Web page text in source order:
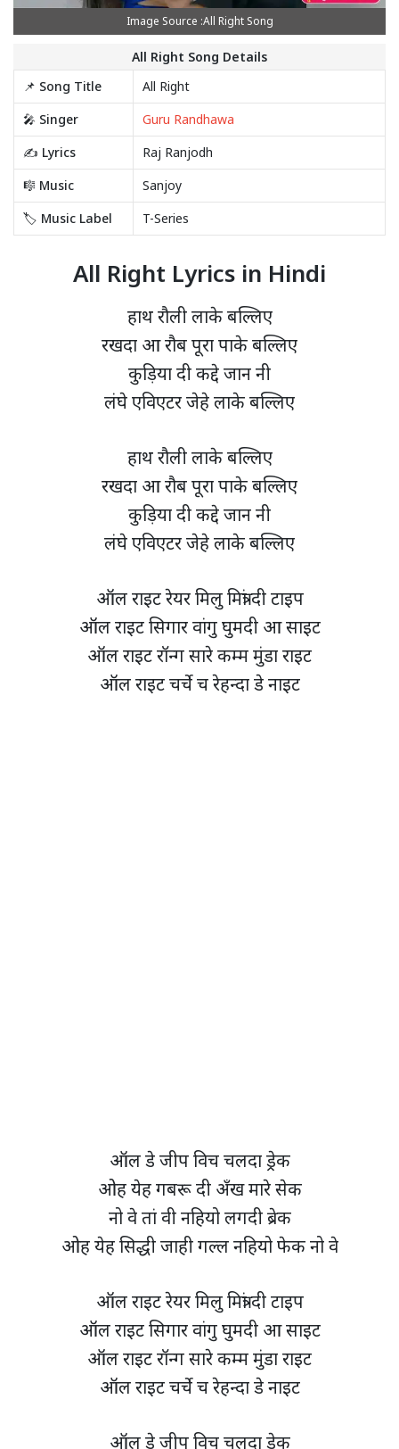
Image Source :All Right Song
All Right Song Details
📌 Song Title
All Right
🎤 Singer
Guru Randhawa
✍️ Lyrics
Raj Ranjodh
🎼 Music
Sanjoy
🏷️ Music Label
T-Series
All Right Lyrics in Hindi
हाथ रौली लाके बल्लिए
रखदा आ रौब पूरा पाके बल्लिए
कुड़िया दी कद्दे जान नी
लंघे एविएटर जेहे लाके बल्लिए
हाथ रौली लाके बल्लिए
रखदा आ रौब पूरा पाके बल्लिए
कुड़िया दी कद्दे जान नी
लंघे एविएटर जेहे लाके बल्लिए
ऑल राइट रेयर मिलु मित्रां दी टाइप
ऑल राइट सिगार वांगु घुमदी आ साइट
ऑल राइट रॉन्ग सारे कम्म मुंडा राइट
ऑल राइट चर्चे च रेहन्दा डे नाइट
ऑल डे जीप विच चलदा ड्रेक
ओह येह गबरू दी अँख मारे सेक
नो वे तां वी नहियो लगदी ब्रेक
ओह येह सिद्धी जाही गल्ल नहियो फेक नो वे
ऑल राइट रेयर मिलु मित्रां दी टाइप
ऑल राइट सिगार वांगु घुमदी आ साइट
ऑल राइट रॉन्ग सारे कम्म मुंडा राइट
ऑल राइट चर्चे च रेहन्दा डे नाइट
ऑल डे जीप विच चलदा ड्रेक